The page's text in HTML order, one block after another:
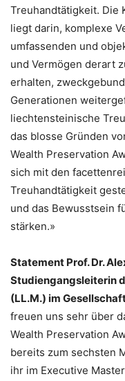
Treuhandtätigkeit. Die
liegt darin, komplexe
umfassenden und
und Vermögen derart
erhalten,
Generationen
liechtensteinische
das blosse Gründen
Wealth Preservation
sich mit den
Treuhandtätigkeit
und das Bewusstsein
stärken.»
Statement Prof. Dr.
Studiengangsleiterin
(LL.M.) im
freuen uns sehr über
Wealth Preservation
bereits zum sechsten
ihr im Executive